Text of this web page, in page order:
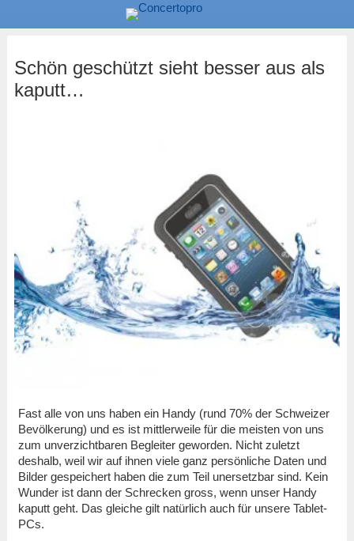
Schön geschützt sieht besser aus als
kaputt…
Fast alle von uns haben ein Handy (rund 70% der Schweizer
Bevölkerung) und es ist mittlerweile für die meisten von uns
zum unverzichtbaren Begleiter geworden. Nicht zuletzt
deshalb, weil wir auf ihnen viele ganz persönliche Daten und
Bilder gespeichert haben die zum Teil unersetzbar sind. Kein
Wunder ist dann der Schrecken gross, wenn unser Handy
kaputt geht. Das gleiche gilt natürlich auch für unsere Tablet-
PCs.